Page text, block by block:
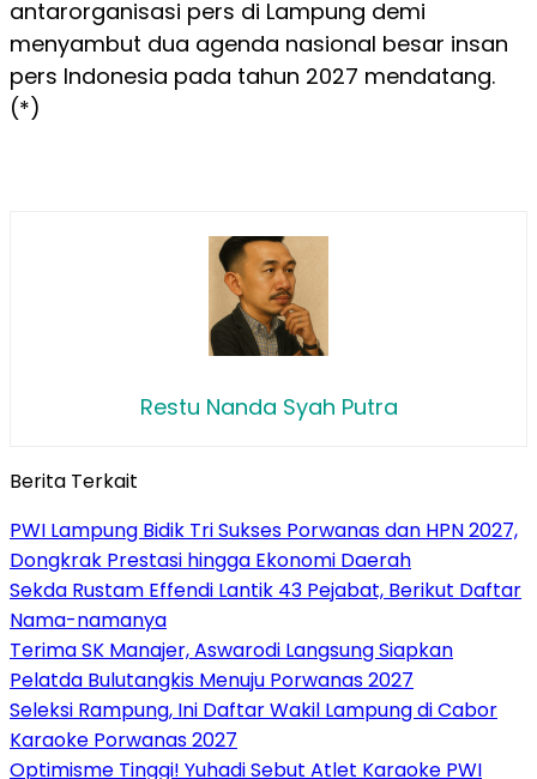
antarorganisasi pers di Lampung demi
menyambut dua agenda nasional besar insan
pers Indonesia pada tahun 2027 mendatang.
(*)
Restu Nanda Syah Putra
Berita Terkait
PWI Lampung Bidik Tri Sukses Porwanas dan HPN 2027,
Dongkrak Prestasi hingga Ekonomi Daerah
Sekda Rustam Effendi Lantik 43 Pejabat, Berikut Daftar
Nama-namanya
Terima SK Manajer, Aswarodi Langsung Siapkan
Pelatda Bulutangkis Menuju Porwanas 2027
Seleksi Rampung, Ini Daftar Wakil Lampung di Cabor
Karaoke Porwanas 2027
Optimisme Tinggi! Yuhadi Sebut Atlet Karaoke PWI